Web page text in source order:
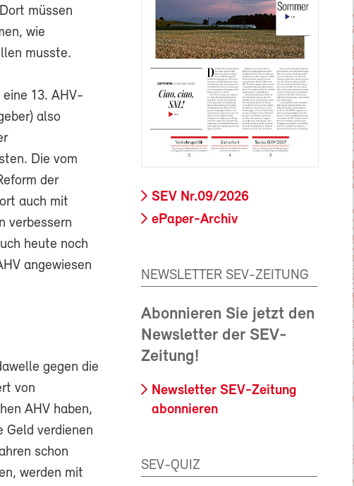
müssen
wie
musste.
13. AHV-
also
Die vom
der
auch mit
verbessern
heute noch
angewiesen
gegen die
von
AHV haben,
Geld verdienen
schon
werden mit
SEV Nr.09/2026
ePaper-Archiv
NEWSLETTER SEV-ZEITUNG
Abonnieren Sie jetzt den
Newsletter der SEV-
Zeitung!
Newsletter SEV-Zeitung
abonnieren
SEV-QUIZ